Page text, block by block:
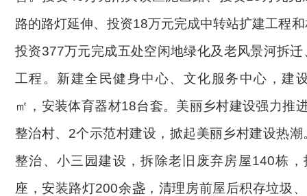
路的路灯延伸、投资18万元完成中转站扩建工程
投资377万元完成五处空闲地绿化及老风景河拆
工程。新建全民健身中心、文化服务中心，建
㎡，安装体育器材18台套。美丽乡村建设强力推
整治村、2个示范村建设 ， 掀起美丽乡村建设热潮
整治、小三园建设，拆除老旧废弃房屋140栋
座，安装路灯200余盏，清理房前屋后积存垃圾